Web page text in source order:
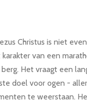
Christus is niet
van een
Het vraagt een
doel voor ogen -
te weerstaan.